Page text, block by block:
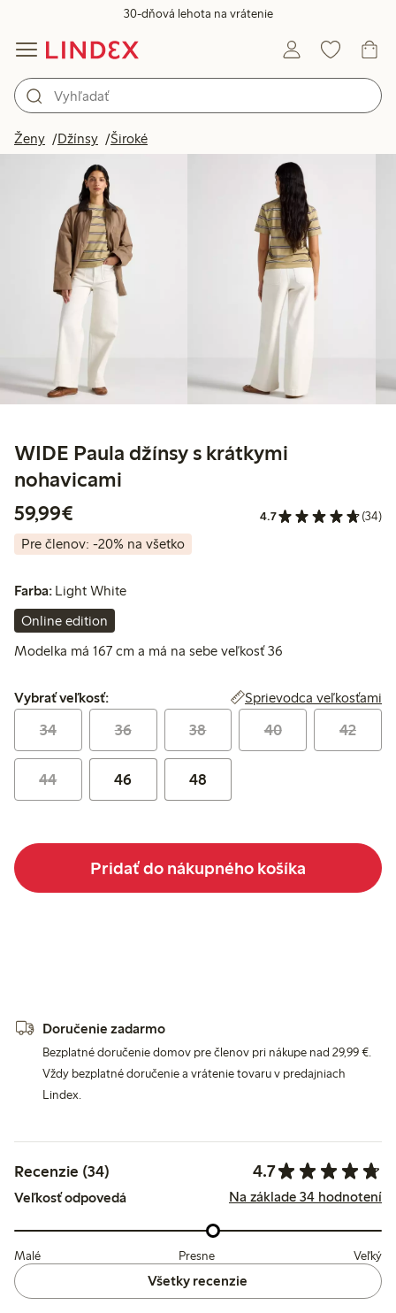
30-dňová lehota na vrátenie
Ženy Džínsy Široké
WIDE Paula džínsy s krátkymi
nohavicami
59,99€
4.7 (34)
Pre členov: -20% na všetko
Farba: Light White
Online edition
Modelka má 167 cm a má na sebe veľkosť 36
Vybrať veľkosť:
Vybrať veľkosť: Sprievodca veľkosťami
34 36 38 40 42
44 46 48
Pridať do nákupného košíka
Doručenie zadarmo
Bezplatné doručenie domov pre členov pri nákupe nad 29,99 €.
Vždy bezplatné doručenie a vrátenie tovaru v predajniach
Lindex.
Recenzie (34) 4.7
Veľkosť odpovedá Na základe 34 hodnotení
Malé Presne Veľký
Všetky recenzie